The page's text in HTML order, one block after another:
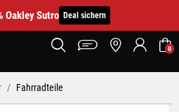
Oakley Sutro Deal sichern
0
Fahrradteile